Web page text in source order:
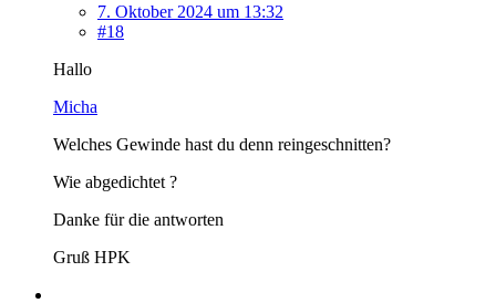
7. Oktober 2024 um 13:32
#18
Hallo
Micha
Welches Gewinde hast du denn reingeschnitten?
Wie abgedichtet ?
Danke für die antworten
Gruß HPK